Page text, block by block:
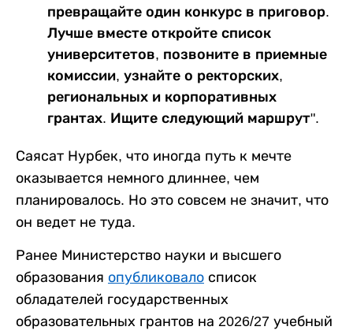
превращайте один конкурс в приговор.
Лучше вместе откройте список
университетов, позвоните в приемные
комиссии, узнайте о ректорских,
региональных и корпоративных
грантах. Ищите следующий маршрут".
Саясат Нурбек, что иногда путь к мечте
оказывается немного длиннее, чем
планировалось. Но это совсем не значит, что
он ведет не туда.
Ранее Министерство науки и высшего
образования опубликовало список
обладателей государственных
образовательных грантов на 2026/27 учебный